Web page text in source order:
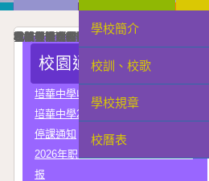
學校簡介
校訓、校歌
學校規章
校曆表
我校與河南省實驗中學正式締結姐妹校
培華中學建校三十周年暨智慧教學及科技
智慧教學及科技教育成果展一眾主禮嘉賓
中國優秀運動員王麗與我校簽署合作協議
李秋林校長與孫詠雅副校長率領學生代表
2025年度中學畢業典禮高三畢業生與嘉賓
我校與澳門理工大學正式署合作協議
我校與澳門電訊正式簽署人工智能合作協議
我校與珠海市金灣區四季學校締結姐妹學校
我校男子D組在第四十九屆學界籃球比賽中
學科常識問答比賽圓滿落幕嘉賓、行政、
在第三十四屆校際戲劇比賽中我校小學組
在第三十四屆校際戲劇比賽中我校中學組
在第三十四屆校際戲劇比賽中我校中學組
我校與常州市第一中學締結姐妹學校
我校在第四十四屆校際舞蹈比賽榮獲小學
我校在第四十四屆校際舞蹈比賽榮獲中學
校園通告
培華中學收費項目一覽表
培華中學2024-2025學年報名費
停課通知
2026年职业教育国家教学成果奖申
报